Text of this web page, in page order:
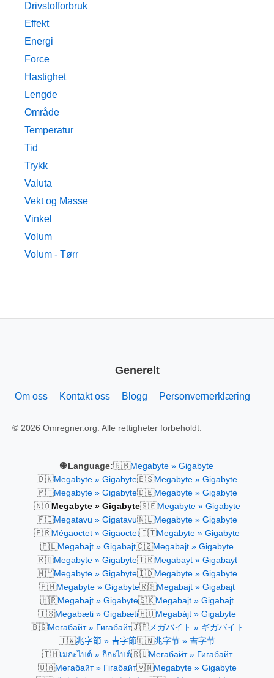
Drivstofforbruk
Effekt
Energi
Force
Hastighet
Lengde
Område
Temperatur
Tid
Trykk
Valuta
Vekt og Masse
Vinkel
Volum
Volum - Tørr
Generelt
Om oss Kontakt oss Blogg Personvernerklæring
© 2026 Omregner.org. Alle rettigheter forbeholdt.
🌐 Language:🇬🇧Megabyte » Gigabyte
🇩🇰Megabyte » Gigabyte🇪🇸Megabyte » Gigabyte
🇵🇹Megabyte » Gigabyte🇩🇪Megabyte » Gigabyte
🇳🇴Megabyte » Gigabyte🇸🇪Megabyte » Gigabyte
🇫🇮Megatavu » Gigatavu🇳🇱Megabyte » Gigabyte
🇫🇷Mégaoctet » Gigaoctet🇮🇹Megabyte » Gigabyte
🇵🇱Megabajt » Gigabajt🇨🇿Megabajt » Gigabyte
🇷🇴Megabyte » Gigabyte🇹🇷Megabayt » Gigabayt
🇲🇾Megabyte » Gigabyte🇮🇩Megabyte » Gigabyte
🇵🇭Megabyte » Gigabyte🇷🇸Megabajt » Gigabajt
🇭🇷Megabajt » Gigabyte🇸🇰Megabajt » Gigabajt
🇮🇸Megabæti » Gigabæti🇭🇺Megabájt » Gigabyte
🇧🇬Мегабайт » Гигабайт🇯🇵メガバイト » ギガバイト
🇹🇼兆字節 » 吉字節🇨🇳兆字节 » 吉字节
🇹🇭เมกะไบต์ » กิกะไบต์🇷🇺Мегабайт » Гигабайт
🇺🇦Мегабайт » Гігабайт🇻🇳Megabyte » Gigabyte